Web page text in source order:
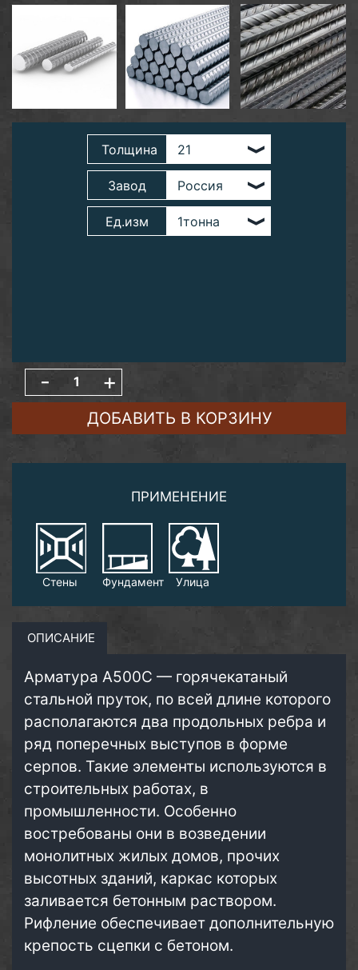
Толщина
Завод
Ед.изм
- +
ДОБАВИТЬ В КОРЗИНУ
ПРИМЕНЕНИЕ
Стены Фундамент Улица
ОПИСАНИЕ
Арматура А500С — горячекатаный
стальной пруток, по всей длине которого
располагаются два продольных ребра и
ряд поперечных выступов в форме
серпов. Такие элементы используются в
строительных работах, в
промышленности. Особенно
востребованы они в возведении
монолитных жилых домов, прочих
высотных зданий, каркас которых
заливается бетонным раствором.
Рифление обеспечивает дополнительную
крепость сцепки с бетоном.